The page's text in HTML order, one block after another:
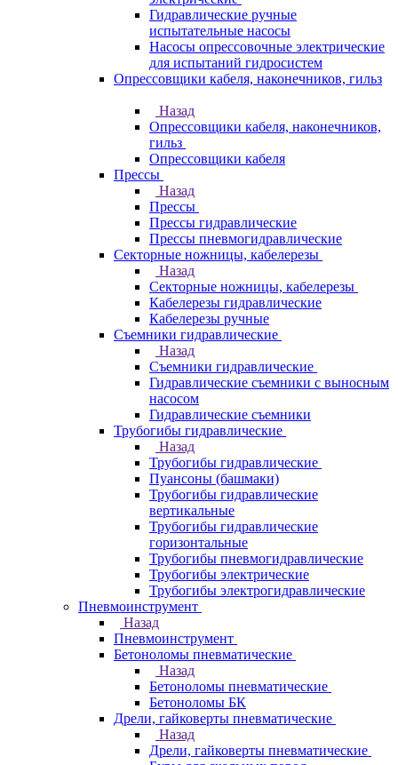
Гидравлические ручные
испытательные насосы
Насосы опрессовочные электрические
для испытаний гидросистем
Опрессовщики кабеля, наконечников, гильз
Назад
Опрессовщики кабеля, наконечников,
гильз
Опрессовщики кабеля
Прессы
Назад
Прессы
Прессы гидравлические
Прессы пневмогидравлические
Секторные ножницы, кабелерезы
Назад
Секторные ножницы, кабелерезы
Кабелерезы гидравлические
Кабелерезы ручные
Съемники гидравлические
Назад
Съемники гидравлические
Гидравлические cъемники с выносным
насосом
Гидравлические съемники
Трубогибы гидравлические
Назад
Трубогибы гидравлические
Пуансоны (башмаки)
Трубогибы гидравлические
вертикальные
Трубогибы гидравлические
горизонтальные
Трубогибы пневмогидравлические
Трубогибы электрические
Трубогибы электрогидравлические
Пневмоинструмент
Назад
Пневмоинструмент
Бетоноломы пневматические
Назад
Бетоноломы пневматические
Бетоноломы БК
Дрели, гайковерты пневматические
Назад
Дрели, гайковерты пневматические